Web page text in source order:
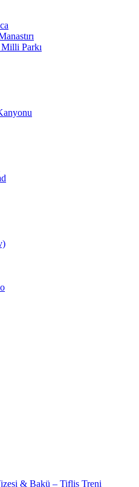
Parkı
& Bakü – Tiflis Treni